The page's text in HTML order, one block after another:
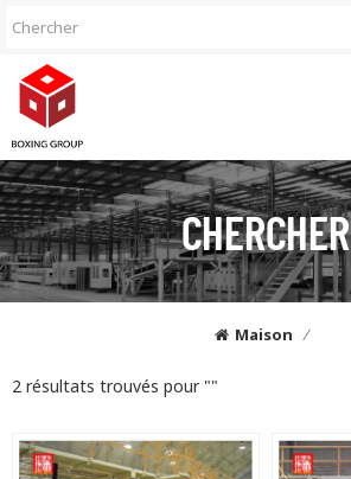
CHERCHER
Maison /
2 résultats trouvés pour ""